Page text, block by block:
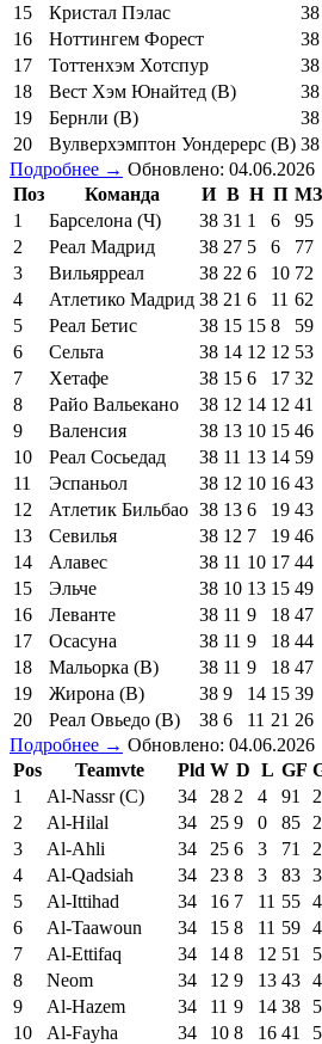
15
Кристал Пэлас 38
16
Ноттингем Форест 38
17
Тоттенхэм Хотспур 38
18
Вест Хэм Юнайтед (В) 38
19
Бернли (В) 38
20
Вулверхэмптон Уондерерс (В) 38
Подробнее → Обновлено: 04.06.2026
Поз
Команда И В Н П МЗ
1
Барселона (Ч) 38 31 1 6 95
2
Реал Мадрид 38 27 5 6 77
3
Вильярреал 38 22 6 10 72
4
Атлетико Мадрид 38 21 6 11 62
5
Реал Бетис 38 15 15 8 59
6
Сельта 38 14 12 12 53
7
Хетафе 38 15 6 17 32
8
Райо Вальекано 38 12 14 12 41
9
Валенсия 38 13 10 15 46
10
Реал Сосьедад 38 11 13 14 59
11
Эспаньол 38 12 10 16 43
12
Атлетик Бильбао 38 13 6 19 43
13
Севилья 38 12 7 19 46
14
Алавес 38 11 10 17 44
15
Эльче 38 10 13 15 49
16
Леванте 38 11 9 18 47
17
Осасуна 38 11 9 18 44
18
Мальорка (В) 38 11 9 18 47
19
Жирона (В) 38 9 14 15 39
20
Реал Овьедо (В) 38 6 11 21 26
Подробнее → Обновлено: 04.06.2026
Pos
Teamvte Pld W D L GF
1
Al-Nassr (C) 34 28 2 4 91
2
Al-Hilal 34 25 9 0 85
3
Al-Ahli 34 25 6 3 71
4
Al-Qadsiah 34 23 8 3 83
5
Al-Ittihad 34 16 7 11 55
6
Al-Taawoun 34 15 8 11 59
7
Al-Ettifaq 34 14 8 12 51
8
Neom 34 12 9 13 43
9
Al-Hazem 34 11 9 14 38
10
Al-Fayha 34 10 8 16 41